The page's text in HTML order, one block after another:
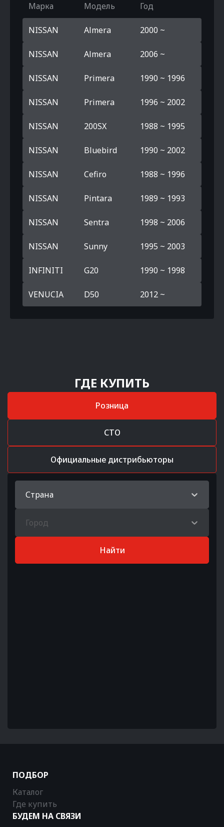
Марка Модель Год
NISSAN Almera 2000 ~
NISSAN Almera 2006 ~
NISSAN Primera 1990 ~ 1996
NISSAN Primera 1996 ~ 2002
NISSAN 200SX 1988 ~ 1995
NISSAN Bluebird 1990 ~ 2002
NISSAN Cefiro 1988 ~ 1996
NISSAN Pintara 1989 ~ 1993
NISSAN Sentra 1998 ~ 2006
NISSAN Sunny 1995 ~ 2003
INFINITI G20 1990 ~ 1998
VENUCIA D50 2012 ~
ГДЕ КУПИТЬ
Розница
СТО
Официальные дистрибьюторы
Страна
Город
Найти
ПОДБОР
Каталог
Где купить
БУДЕМ НА СВЯЗИ